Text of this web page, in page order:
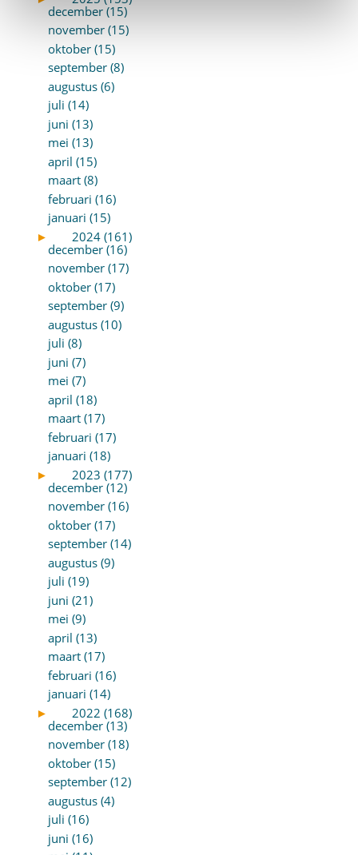
december (15)
november (15)
oktober (15)
september (8)
augustus (6)
juli (14)
juni (13)
mei (13)
april (15)
maart (8)
februari (16)
januari (15)
►
2024 (161)
december (16)
november (17)
oktober (17)
september (9)
augustus (10)
juli (8)
juni (7)
mei (7)
april (18)
maart (17)
februari (17)
januari (18)
►
2023 (177)
december (12)
november (16)
oktober (17)
september (14)
augustus (9)
juli (19)
juni (21)
mei (9)
april (13)
maart (17)
februari (16)
januari (14)
►
2022 (168)
december (13)
november (18)
oktober (15)
september (12)
augustus (4)
juli (16)
juni (16)